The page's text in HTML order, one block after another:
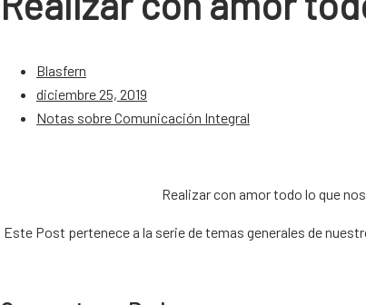
Blasfern
diciembre 25, 2019
Notas sobre Comunicación Integral
Realizar con amor todo lo que
Este Post pertenece a la serie de temas generales de